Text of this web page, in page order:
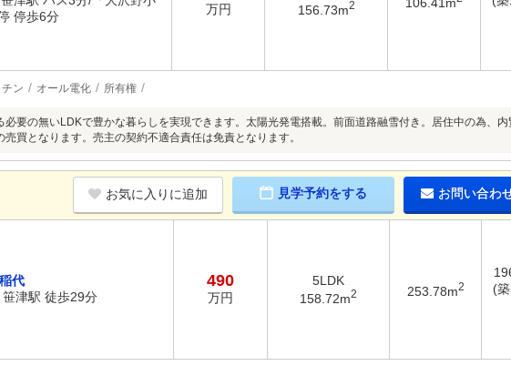
停歩6分
万円
156.73m2
ン オール電化 所有権
必要の無いLDKで豊かな暮らしを実現できます。太陽光発電搭載。前面道路融雪付き。居住中の為、内
買となります。売主の契約不適合責任は免責となります。
お気に入りに追加 見学予約をする お問い合わ
代
笹津駅 徒歩29分
490
万円
5LDK
158.72m2 253.78m2
(